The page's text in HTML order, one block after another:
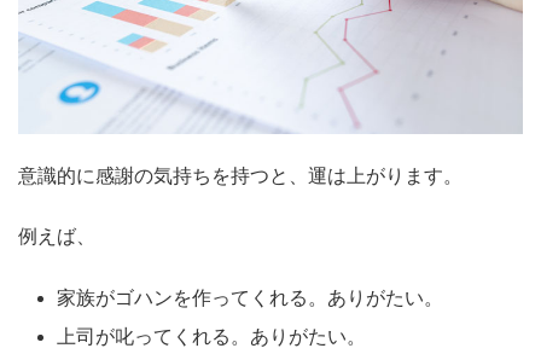
意識的に感謝の気持ちを持つと、運は上がります。
例えば、
家族がゴハンを作ってくれる。ありがたい。
上司が叱ってくれる。ありがたい。